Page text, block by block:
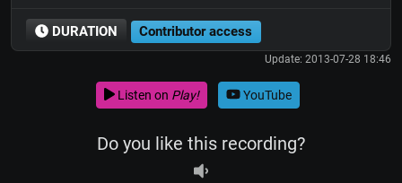
DURATION Contributor access
Update: 2013-07-28 18:46
Listen on Play! YouTube
Do you like this recording?